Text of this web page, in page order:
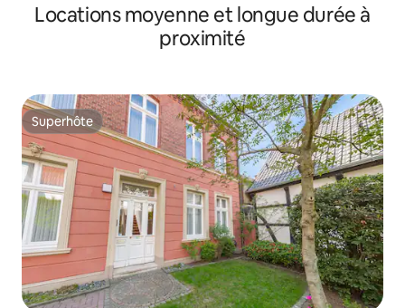
Locations moyenne et longue durée à
proximité
Superhôte
Superhôte